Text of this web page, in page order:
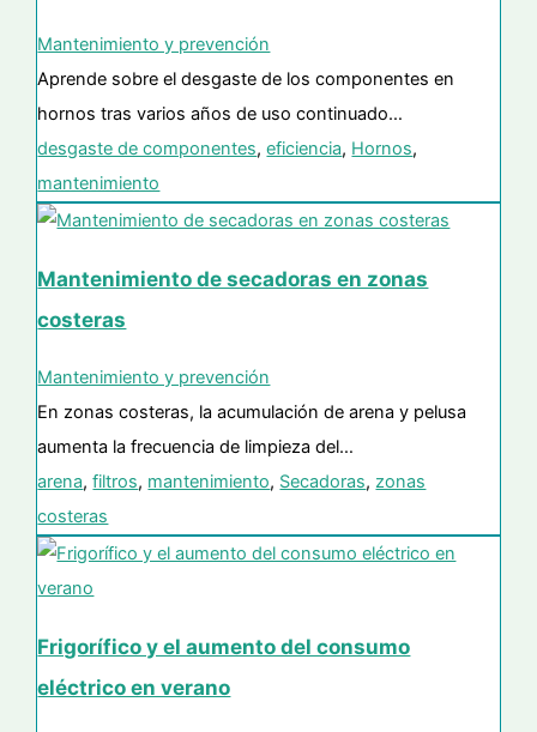
Mantenimiento y prevención
Aprende sobre el desgaste de los componentes en
hornos tras varios años de uso continuado…
desgaste de componentes,eficiencia, Hornos,
mantenimiento
Mantenimiento de secadoras en zonas
costeras
Mantenimiento y prevención
En zonas costeras, la acumulación de arena y pelusa
aumenta la frecuencia de limpieza del…
arena,filtros, mantenimiento, Secadoras,zonas
costeras
Frigorífico y el aumento del consumo
eléctrico en verano